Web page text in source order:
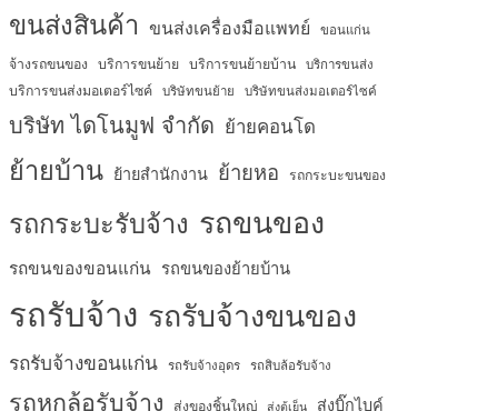
ขนส่งสินค้า ขนส่งเครื่องมือแพทย์ ขอนแก่น
จ้างรถขนของ บริการขนย้าย บริการขนย้ายบ้าน บริการขนส่ง
บริการขนส่งมอเตอร์ไซค์ บริษัทขนย้าย บริษัทขนส่งมอเตอร์ไซค์
บริษัท ไดโนมูฟ จำกัด ย้ายคอนโด
ย้ายบ้าน ย้ายสำนักงาน ย้ายหอ รถกระบะขนของ
รถกระบะรับจ้าง รถขนของ
รถขนของขอนแก่น รถขนของย้ายบ้าน
รถรับจ้าง รถรับจ้างขนของ
รถรับจ้างขอนแก่น รถรับจ้างอุดร รถสิบล้อรับจ้าง
รถหกล้อรับจ้าง ส่งของชิ้นใหญ่ ส่งตู้เย็น ส่งบิ๊กไบค์